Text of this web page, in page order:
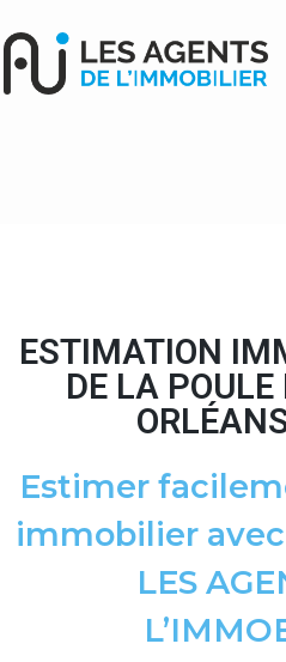
ESTIMATION
DE LA
Estimer
immobilier
LES